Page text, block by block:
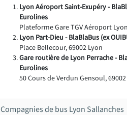
Lyon Aéroport Saint-Exupéry -
Eurolines
Plateforme Gare TGV Aéroport
Lyon Part-Dieu - BlaBlaBus (ex
Place Bellecour, 69002 Lyon
Gare routière de Lyon Perrache -
Eurolines
50 Cours de Verdun Gensoul,
Compagnies de bus Lyon Sallanches